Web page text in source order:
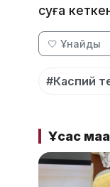
суға
🤍 Ұнайды
#Каспий
Ұқсас